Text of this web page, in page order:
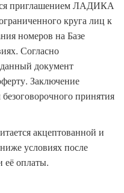
приглашением ЛАДИКА
круга лиц к
номеров на Базе
Согласно
данный документ
Заключение
принятия
акцептованной и
условиях после
её оплаты.